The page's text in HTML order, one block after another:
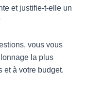
et justifie-t-elle un
vous vous
la plus
et à votre budget.